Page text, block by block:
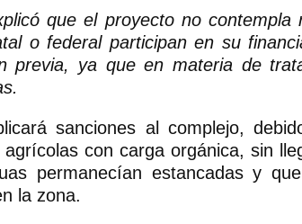
que el proyecto no contempla
o federal participan en su
previa, ya que en materia de
sanciones al complejo,
con carga orgánica, sin
permanecían estancadas y
la zona.